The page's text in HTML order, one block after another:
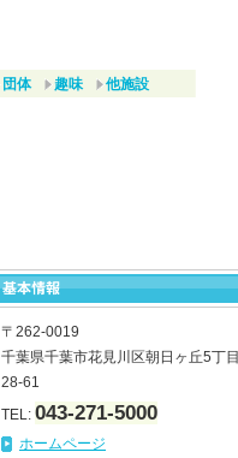
団体 趣味 他施設
〒262-0019
千葉県千葉市花見川区朝日ヶ丘5丁目
28-61
TEL: 043-271-5000
ホームページ